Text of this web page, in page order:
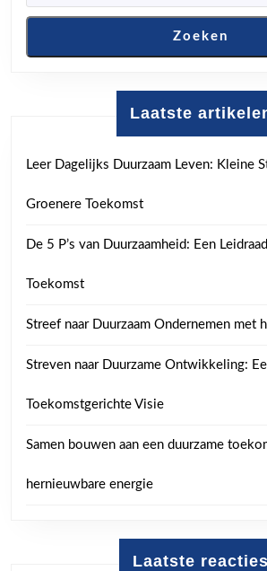
Zoeken
Laatste
Leer Dagelijks Duurzaam Leven: Kleine
Groenere Toekomst
De 5 P’s van Duurzaamheid: Een
Toekomst
Streef naar Duurzaam Ondernemen met
Streven naar Duurzame Ontwikkeling:
Toekomstgerichte Visie
Samen bouwen aan een duurzame
hernieuwbare energie
Laatste reacties